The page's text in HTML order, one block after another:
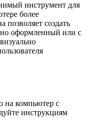
инструмент для
более
создать
оформленный или с
на компьютер с
инструкциям